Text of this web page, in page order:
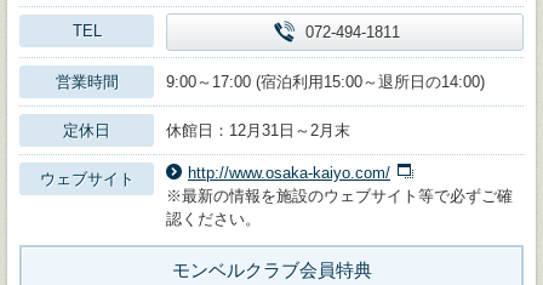
TEL 072-494-1811
営業時間 9:00～17:00 (宿泊利用15:00～退所日の14:00)
定休日 休館日：12月31日～2月末
ウェブサイト
http://www.osaka-kaiyo.com/
※最新の情報を施設のウェブサイト等で必ずご確
認ください。
モンベルクラブ会員特典